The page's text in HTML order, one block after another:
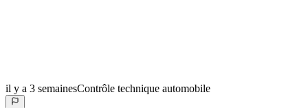
il y a 3 semainesContrôle technique automobile